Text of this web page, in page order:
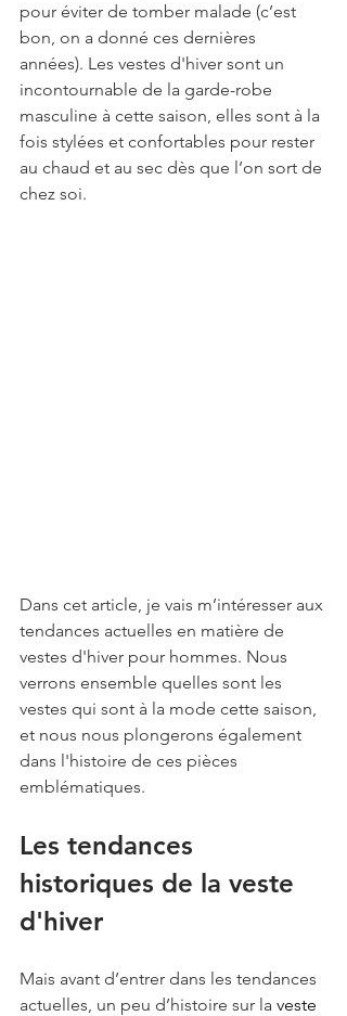
pour éviter de tomber malade (c’est
bon, on a donné ces dernières
années). Les vestes d'hiver sont un
incontournable de la garde-robe
masculine à cette saison, elles sont à la
fois stylées et confortables pour rester
au chaud et au sec dès que l’on sort de
chez soi.
Dans cet article, je vais m’intéresser aux
tendances actuelles en matière de
vestes d'hiver pour hommes. Nous
verrons ensemble quelles sont les
vestes qui sont à la mode cette saison,
et nous nous plongerons également
dans l'histoire de ces pièces
emblématiques.
Les tendances
historiques de la veste
d'hiver
Mais avant d’entrer dans les tendances
actuelles, un peu d’histoire sur la veste